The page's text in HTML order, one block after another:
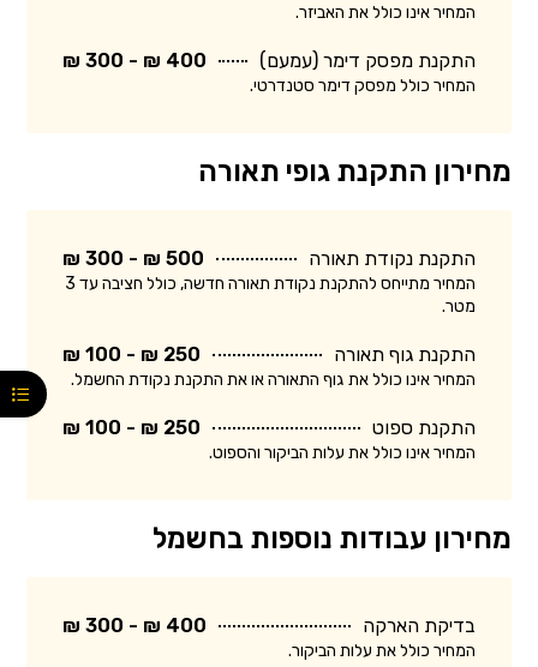
המחיר אינו כולל את האביזר.
התקנת מפסק דימר (עמעם) 400 ₪ - 300 ₪
המחיר כולל מפסק דימר סטנדרטי.
מחירון התקנת גופי תאורה
התקנת נקודת תאורה 500 ₪ - 300 ₪
המחיר מתייחס להתקנת נקודת תאורה חדשה, כולל חציבה עד 3
מטר.
התקנת גוף תאורה 250 ₪ - 100 ₪
המחיר אינו כולל את גוף התאורה או את התקנת נקודת החשמל.
התקנת ספוט 250 ₪ - 100 ₪
המחיר אינו כולל את עלות הביקור והספוט.
מחירון עבודות נוספות בחשמל
בדיקת הארקה 400 ₪ - 300 ₪
המחיר כולל את עלות הביקור.